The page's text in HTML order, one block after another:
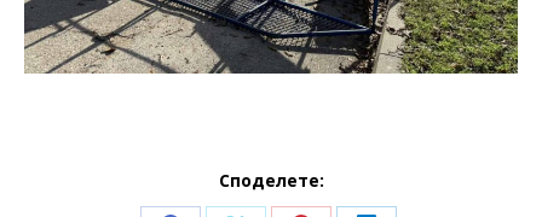
Споделете: